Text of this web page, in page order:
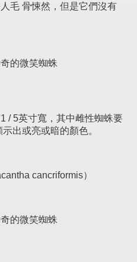
毛 骨悚然，但是它們沒有
/ 5英寸寬，其中雌性蜘蛛要
出或亮或暗的顏色。
cancriformis）